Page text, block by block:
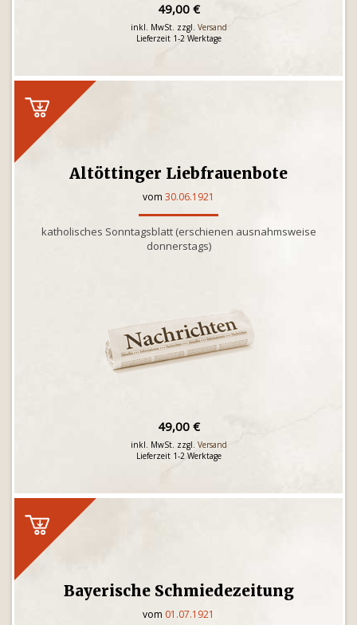
49,00 €
inkl. MwSt. zzgl. Versand
Lieferzeit 1-2 Werktage
Altöttinger Liebfrauenbote
vom 30.06.1921
katholisches Sonntagsblatt (erschienen ausnahmsweise
donnerstags)
49,00 €
inkl. MwSt. zzgl. Versand
Lieferzeit 1-2 Werktage
Bayerische Schmiedezeitung
vom 01.07.1921